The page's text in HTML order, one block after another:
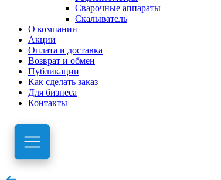
Сварочные аппараты
Скалыватель
О компании
Акции
Оплата и доставка
Возврат и обмен
Публикации
Как сделать заказ
Для бизнеса
Контакты